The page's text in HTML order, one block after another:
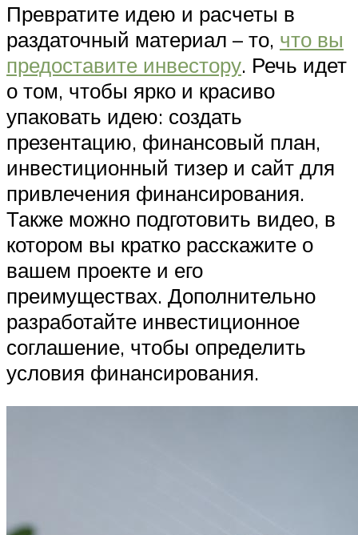
Превратите идею и расчеты в
раздаточный материал – то, что вы
предоставите инвестору. Речь идет
о том, чтобы ярко и красиво
упаковать идею: создать
презентацию, финансовый план,
инвестиционный тизер и сайт для
привлечения финансирования.
Также можно подготовить видео, в
котором вы кратко расскажите о
вашем проекте и его
преимуществах. Дополнительно
разработайте инвестиционное
соглашение, чтобы определить
условия финансирования.